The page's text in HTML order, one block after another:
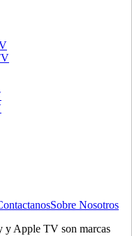
Sobre Nosotros
y Apple TV son marcas